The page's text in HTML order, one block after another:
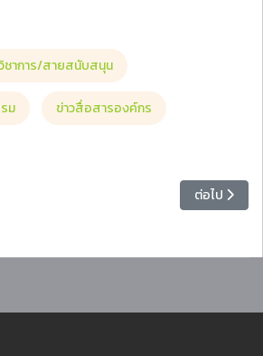
ชาการ/สายสนับสนุน
ม ข่าวสื่อสารองค์กร
ความยินดีกับอาจารย์ วิทยาลัยมวยไทยศึกษาฯ ที่
เนื้อหาถัดไ
ต่อไป